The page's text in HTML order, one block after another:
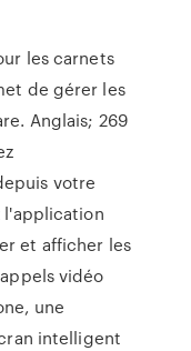
les carnets
de gérer les
Anglais; 269
votre
l'application
et afficher les
vidéo
une
intelligent